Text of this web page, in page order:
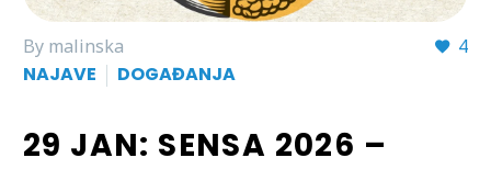
4
By malinska
NAJAVE DOGAĐANJA
29 JAN: SENSA 2026 –